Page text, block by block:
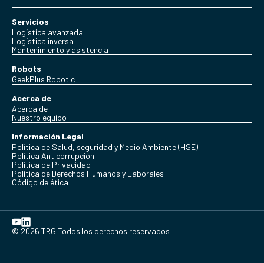
Servicios
Logística avanzada
Logística inversa
Mantenimiento y asistencia
Robots
GeekPlus Robotic
Acerca de
Acerca de
Nuestro equipo
Información Legal
Política de Salud, seguridad y Medio Ambiente (HSE)
Política Anticorrupción
Politica de Privacidad
Política de Derechos Humanos y Laborales
Código de ética
© 2026 TRG Todos los derechos reservados